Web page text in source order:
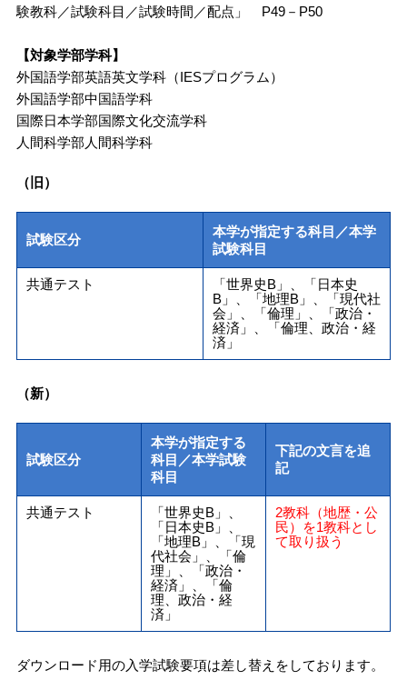
験教科／試験科目／試験時間／配点」 P49－P50
【対象学部学科】
外国語学部英語英文学科（IESプログラム）
外国語学部中国語学科
国際日本学部国際文化交流学科
人間科学部人間科学科
（旧）
試験区分
本学が指定する科目／本学
試験科目
共通テスト
「世界史B」、「日本史
B」、「地理B」、「現代社
会」、「倫理」、「政治・
経済」、「倫理、政治・経
済」
（新）
試験区分
本学が指定する
科目／本学試験
科目
下記の文言を追
記
共通テスト
「世界史B」、
「日本史B」、
「地理B」、「現
代社会」、「倫
理」、「政治・
経済」、「倫
理、政治・経
済」
2教科（地歴・公
民）を1教科とし
て取り扱う
ダウンロード用の入学試験要項は差し替えをしております。